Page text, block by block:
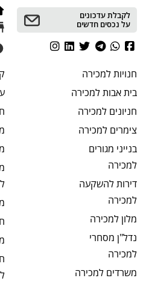
לקבלת עדכונים
על נכסים חדשים
חנויותלמכירה
בית אבותלמכירה
חניונים למכירה
צימרים למכירה
בנייני מגורים
למכירה
דירות להשקעה
למכירה
מלון למכירה
נדל"ן מסחרי
למכירה
משרדים למכירה